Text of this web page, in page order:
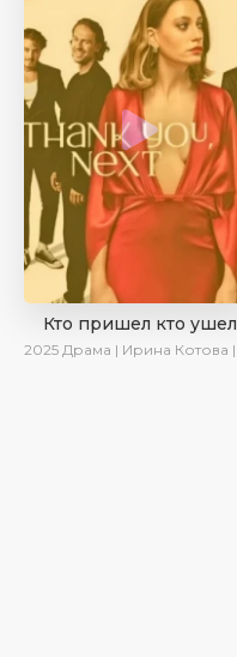
Кто пришел кто ушел
2025 Драма | Ирина Котова | Новинки | Сериалы 2025